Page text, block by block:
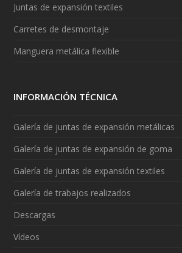
Juntas de expansión textiles
Carretes de desmontaje
Manguera metálica flexible
INFORMACIÓN TÉCNICA
Galería de juntas de expansión metálicas
Galería de juntas de expansión de goma
Galería de juntas de expansión textiles
Galería de trabajos realizados
Descargas
Vídeos